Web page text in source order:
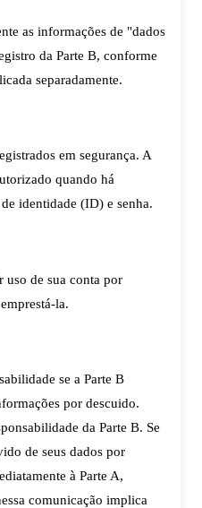
as informações de "dados
da Parte B, conforme
separadamente.
em segurança. A
quando há
identidade (ID) e senha.
uso de sua conta por
la.
se a Parte B
por descuido.
da Parte B. Se
de seus dados por
à Parte A,
comunicação implica